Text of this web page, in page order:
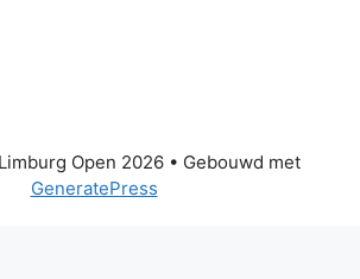
Open 2026• Gebouwd met
GeneratePress